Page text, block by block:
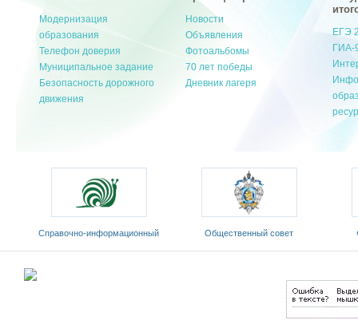
Модернизация
образования
Телефон доверия
Муниципальное задание
Безопасность дорожного
движения
Новости
Объявления
Фотоальбомы
70 лет победы
Дневник лагеря
ЕГЭ
ГИА-
Cправочно-информационный
портал «Русский язык»
Общественный совет
Министерства образования и